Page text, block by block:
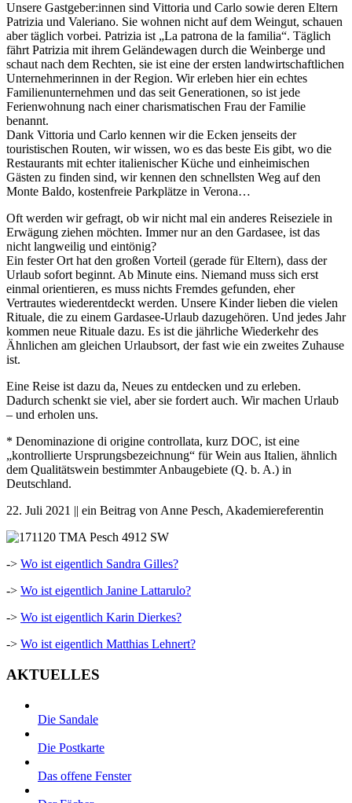
Unsere Gastgeber:innen sind Vittoria und Carlo sowie deren Eltern
Patrizia und Valeriano. Sie wohnen nicht auf dem Weingut, schauen
aber täglich vorbei. Patrizia ist „La patrona de la familia“. Täglich
fährt Patrizia mit ihrem Geländewagen durch die Weinberge und
schaut nach dem Rechten, sie ist eine der ersten landwirtschaftlichen
Unternehmerinnen in der Region. Wir erleben hier ein echtes
Familienunternehmen und das seit Generationen, so ist jede
Ferienwohnung nach einer charismatischen Frau der Familie
benannt.
Dank Vittoria und Carlo kennen wir die Ecken jenseits der
touristischen Routen, wir wissen, wo es das beste Eis gibt, wo die
Restaurants mit echter italienischer Küche und einheimischen
Gästen zu finden sind, wir kennen den schnellsten Weg auf den
Monte Baldo, kostenfreie Parkplätze in Verona…
Oft werden wir gefragt, ob wir nicht mal ein anderes Reiseziele in
Erwägung ziehen möchten. Immer nur an den Gardasee, ist das
nicht langweilig und eintönig?
Ein fester Ort hat den großen Vorteil (gerade für Eltern), dass der
Urlaub sofort beginnt. Ab Minute eins. Niemand muss sich erst
einmal orientieren, es muss nichts Fremdes gefunden, eher
Vertrautes wiederentdeckt werden. Unsere Kinder lieben die vielen
Rituale, die zu einem Gardasee-Urlaub dazugehören. Und jedes Jahr
kommen neue Rituale dazu. Es ist die jährliche Wiederkehr des
Ähnlichen am gleichen Urlaubsort, der fast wie ein zweites Zuhause
ist.
Eine Reise ist dazu da, Neues zu entdecken und zu erleben.
Dadurch schenkt sie viel, aber sie fordert auch. Wir machen Urlaub
– und erholen uns.
* Denominazione di origine controllata, kurz DOC, ist eine
„kontrollierte Ursprungsbezeichnung“ für Wein aus Italien, ähnlich
dem Qualitätswein bestimmter Anbaugebiete (Q. b. A.) in
Deutschland.
22. Juli 2021 || ein Beitrag von Anne Pesch, Akademiereferentin
-> Wo ist eigentlich Sandra Gilles?
-> Wo ist eigentlich Janine Lattarulo?
-> Wo ist eigentlich Karin Dierkes?
-> Wo ist eigentlich Matthias Lehnert?
AKTUELLES
Die Sandale
Die Postkarte
Das offene Fenster